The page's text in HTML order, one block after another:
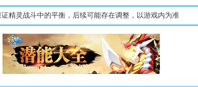
精灵战斗中的平衡，后续可能存在调整，以游戏内为准